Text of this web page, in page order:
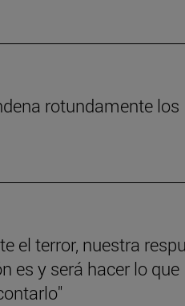
rotundamente los
el terror, nuestra
es y será hacer lo que